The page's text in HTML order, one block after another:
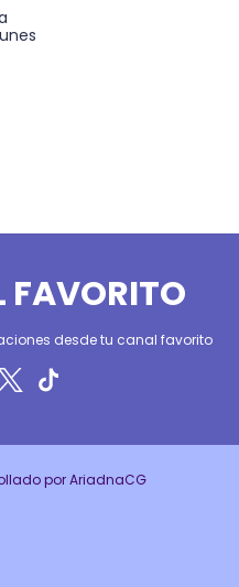
FAVORITO
desde tu canal favorito
por AriadnaCG